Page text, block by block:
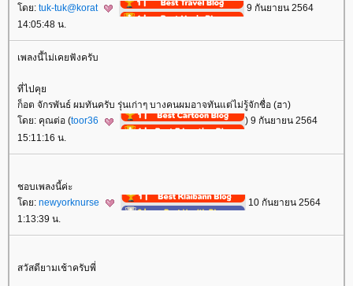
ดย: tuk-tuk@korat
9 กันยายน 2564
14:05:48 น.
เพลงนี้ไม่เคยฟังครับ
ที่ไปคุ
ก็อต จักรพันธ์ ผมทันครับ รุ่นเก่าๆ บางคนผมอาจทันแต่ไม่รู้จักชื่อ (ฮา)
ดย: คุณต่อ (toor36
) 9 กันยายน 2564
15:11:16 น.
ชอบเพลงนี้ค่ะ
ดย: newyorknurse
10 กันยายน 2564
1:13:39 น.
สวัสดียามเช้าครับพี่